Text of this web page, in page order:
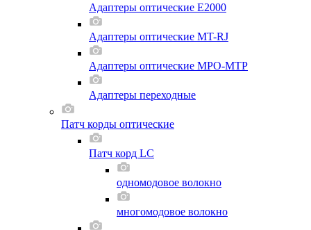
Адаптеры оптические E2000
Адаптеры оптические MT-RJ
Адаптеры оптические MPO-MTP
Адаптеры переходные
Патч корды оптические
Патч корд LC
одномодовое волокно
многомодовое волокно